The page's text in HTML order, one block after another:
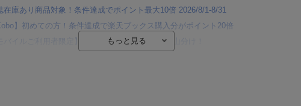
在庫あり商品対象！条件達成でポイント最大10倍 2026/8/1-8/31
】初めての方！条件達成で楽天ブックス購入分がポイント20倍
バイルご利用者限定】条件達成で100万ポイント山分け！